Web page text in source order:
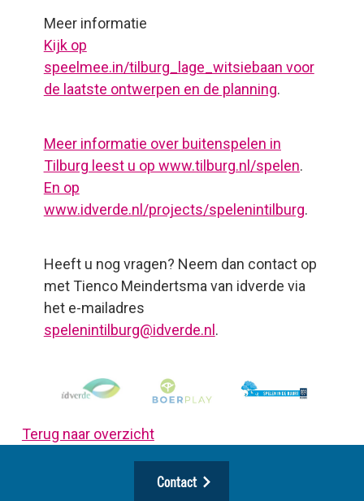
Meer informatie
Kijk op
speelmee.in/tilburg_lage_witsiebaan voor
de laatste ontwerpen en de planning.
Meer informatie over buitenspelen in
Tilburg leest u op www.tilburg.nl/spelen.
En op
www.idverde.nl/projects/spelenintilburg.
Heeft u nog vragen? Neem dan contact op
met Tienco Meindertsma van idverde via
het e-mailadres
spelenintilburg@idverde.nl .
Terug naar overzicht
Contact